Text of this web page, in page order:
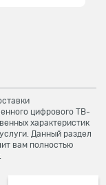
цифрового ТВ-
характеристик
Данный раздел
вам полностью